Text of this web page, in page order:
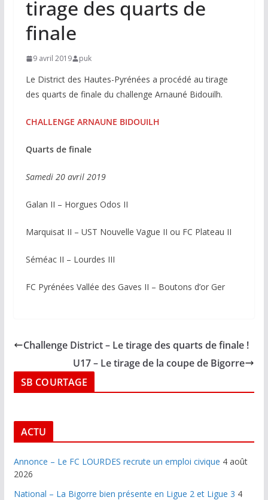
tirage des quarts de
finale
9 avril 2019 puk
Le District des Hautes-Pyrénées a procédé au tirage
des quarts de finale du challenge Arnauné Bidouilh.
CHALLENGE ARNAUNE BIDOUILH
Quarts de finale
Samedi 20 avril 2019
Galan II – Horgues Odos II
Marquisat II – UST Nouvelle Vague II ou FC Plateau II
Séméac II – Lourdes III
FC Pyrénées Vallée des Gaves II – Boutons d’or Ger
Challenge District – Le tirage des quarts de finale !
U17 – Le tirage de la coupe de Bigorre
SB COURTAGE
ACTU
Annonce – Le FC LOURDES recrute un emploi civique 4 août
2026
National – La Bigorre bien présente en Ligue 2 et Ligue 3 4